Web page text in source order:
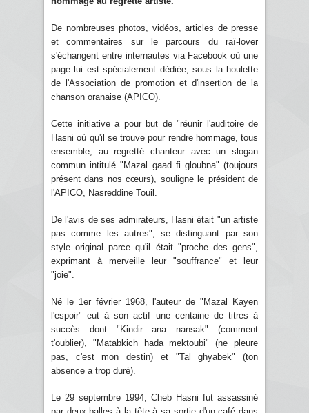
De nombreuses photos, vidéos, articles de presse
et commentaires sur le parcours du raï-lover
s'échangent entre internautes via Facebook où une
page lui est spécialement dédiée, sous la houlette
de l'Association de promotion et d'insertion de la
chanson oranaise (APICO).
Cette initiative a pour but de "réunir l'auditoire de
Hasni où qu'il se trouve pour rendre hommage, tous
ensemble, au regretté chanteur avec un slogan
commun intitulé "Mazal gaad fi gloubna" (toujours
présent dans nos cœurs), souligne le président de
l'APICO, Nasreddine Touil.
De l'avis de ses admirateurs, Hasni était "un artiste
pas comme les autres", se distinguant par son
style original parce qu'il était "proche des gens",
exprimant à merveille leur "souffrance" et leur
"joie".
Né le 1er février 1968, l'auteur de "Mazal Kayen
l'espoir" eut à son actif une centaine de titres à
succès dont "Kindir ana nansak" (comment
t'oublier), "Matabkich hada mektoubi" (ne pleure
pas, c'est mon destin) et "Tal ghyabek" (ton
absence a trop duré).
Le 29 septembre 1994, Cheb Hasni fut assassiné